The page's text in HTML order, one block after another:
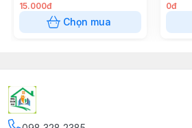
15.000đ
Chọn mua
0đ